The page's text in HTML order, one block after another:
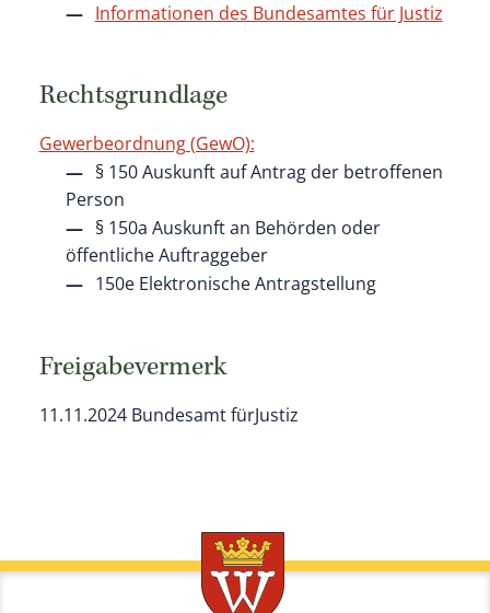
Informationen des Bundesamtes für Justiz
Rechtsgrundlage
Gewerbeordnung (GewO):
§ 150 Auskunft auf Antrag der betroffenen
Person
§ 150a Auskunft an Behörden oder
öffentliche Auftraggeber
150e Elektronische Antragstellung
Freigabevermerk
11.11.2024 Bundesamt fürJustiz